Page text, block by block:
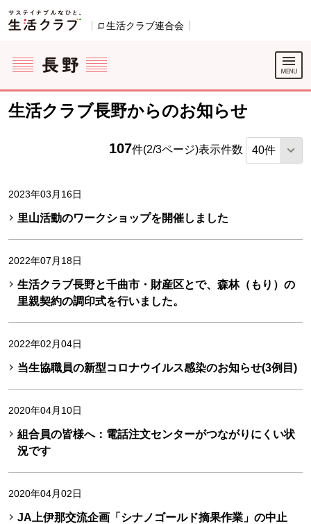
ページの先頭です。
生活クラブ連合会
ここからサイト内共通メニューです。
サイト内共通メニューをスキップする
サイト内共通メニューここまで。
生活クラブ長野からのお知らせ
107件(2/3ページ)表示件数
2023年03月16日
里山活動のワークショップを開催しました
2022年07月18日
生活クラブ長野と千曲市・財産区とで、森林（もり）の
里親契約の調印式を行いました。
2022年02月04日
当生協職員の新型コロナウイルス感染のお知らせ(3例目)
2020年04月10日
組合員の皆様へ：電話注文センターがつながりにくい状
況です
2020年04月02日
JA上伊那交流企画「シナノゴールド摘果作業」の中止